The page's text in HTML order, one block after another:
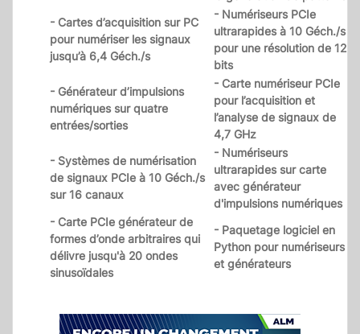
- Cartes d’acquisition sur PC
pour numériser les signaux
jusqu’à 6,4 Géch./s
- Numériseurs PCIe
ultrarapides à 10 Géch./s
pour une résolution de 12
bits
- Générateur d’impulsions
numériques sur quatre
entrées/sorties
- Carte numériseur PCIe
pour l’acquisition et
l’analyse de signaux de
4,7 GHz
- Systèmes de numérisation
de signaux PCIe à 10 Géch./s
sur 16 canaux
- Numériseurs
ultrarapides sur carte
avec générateur
d'impulsions numériques
- Carte PCIe générateur de
formes d’onde arbitraires qui
délivre jusqu'à 20 ondes
sinusoïdales
- Paquetage logiciel en
Python pour numériseurs
et générateurs